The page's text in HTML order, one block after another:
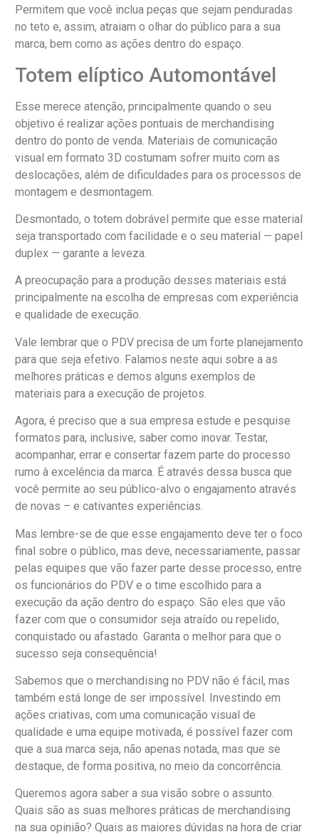
Permitem que você inclua peças que sejam penduradas
no teto e, assim, atraiam o olhar do público para a sua
marca, bem como as ações dentro do espaço.
Totem elíptico Automontável
Esse merece atenção, principalmente quando o seu
objetivo é realizar ações pontuais de merchandising
dentro do ponto de venda. Materiais de comunicação
visual em formato 3D costumam sofrer muito com as
deslocações, além de dificuldades para os processos de
montagem e desmontagem.
Desmontado, o totem dobrável permite que esse material
seja transportado com facilidade e o seu material — papel
duplex — garante a leveza.
A preocupação para a produção desses materiais está
principalmente na escolha de empresas com experiência
e qualidade de execução.
Vale lembrar que o PDV precisa de um forte planejamento
para que seja efetivo. Falamos neste aqui sobre a as
melhores práticas e demos alguns exemplos de
materiais para a execução de projetos.
Agora, é preciso que a sua empresa estude e pesquise
formatos para, inclusive, saber como inovar. Testar,
acompanhar, errar e consertar fazem parte do processo
rumo à excelência da marca. É através dessa busca que
você permite ao seu público-alvo o engajamento através
de novas – e cativantes experiências.
Mas lembre-se de que esse engajamento deve ter o foco
final sobre o público, mas deve, necessariamente, passar
pelas equipes que vão fazer parte desse processo, entre
os funcionários do PDV e o time escolhido para a
execução da ação dentro do espaço. São eles que vão
fazer com que o consumidor seja atraído ou repelido,
conquistado ou afastado. Garanta o melhor para que o
sucesso seja consequência!
Sabemos que o merchandising no PDV não é fácil, mas
também está longe de ser impossível. Investindo em
ações criativas, com uma comunicação visual de
qualidade e uma equipe motivada, é possível fazer com
que a sua marca seja, não apenas notada, mas que se
destaque, de forma positiva, no meio da concorrência.
Queremos agora saber a sua visão sobre o assunto.
Quais são as suas melhores práticas de merchandising
na sua opinião? Quais as maiores dúvidas na hora de criar